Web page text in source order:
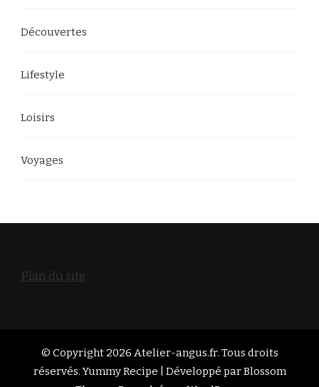
Découvertes
Lifestyle
Loisirs
Voyages
Plan du site
© Copyright 2026 Atelier-angus.fr. Tous droits
réservés. Yummy Recipe | Développé parBlossom